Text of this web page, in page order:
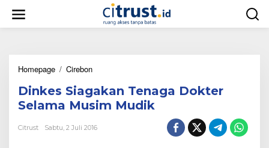
w
Homepage / Cirebon
n
k
e
s
S
Dinkes Siagakan Tenaga Dokter
Selama Musim Mudik
Citrust Sabtu, 2 Juli 2016